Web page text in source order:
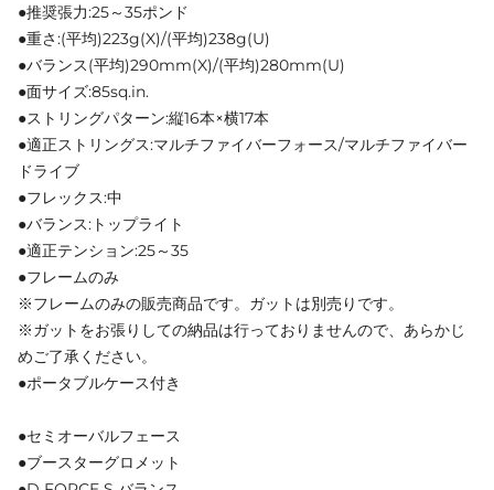
●推奨張力:25～35ポンド
●重さ:(平均)223g(X)/(平均)238g(U)
●バランス(平均)290mm(X)/(平均)280mm(U)
●面サイズ:85sq.in.
●ストリングパターン:縦16本×横17本
●適正ストリングス:マルチファイバーフォース/マルチファイバー
ドライブ
●フレックス:中
●バランス:トップライト
●適正テンション:25～35
●フレームのみ
※フレームのみの販売商品です。ガットは別売りです。
※ガットをお張りしての納品は行っておりませんので、あらかじ
めご了承ください。
●ポータブルケース付き
●セミオーバルフェース
●ブースターグロメット